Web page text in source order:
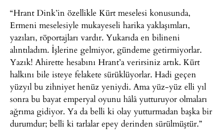
“Hrant Dink’in özellikle Kürt meselesi konusunda,
Ermeni meselesiyle mukayeseli harika yaklaşımları,
yazıları, röportajları vardır. Yukarıda en bilineni
alıntıladım. İşlerine gelmiyor, gündeme getirmiyorlar.
Yazık! Ahirette hesabını Hrant’a verirsiniz artık. Kürt
halkını bile isteye felakete sürüklüyorlar. Hadi geçen
yüzyıl bu zihniyet henüz yeniydi. Ama yüz-yüz elli yıl
sonra bu bayat emperyal oyunu hâlâ yutturuyor olmaları
ağrıma gidiyor. Ya da belli ki olay yutturmadan başka bir
durumdur; belli ki tarlalar epey derinden sürülmüştür.”